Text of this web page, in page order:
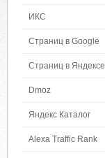
ИКС
Страниц в Google
Страниц в Яндексе
Dmoz
Яндекс Каталог
Alexa Traffic Rank